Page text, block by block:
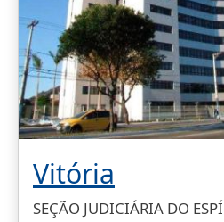
Vitória
SEÇÃO JUDICIÁRIA DO